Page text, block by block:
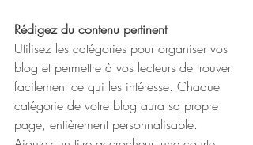
Rédigez du contenu pertinent
Utilisez les catégories pour organiser vos
blog et permettre à vos lecteurs de trouver
facilement ce qui les intéresse. Chaque
catégorie de votre blog aura sa propre
page, entièrement personnalisable.